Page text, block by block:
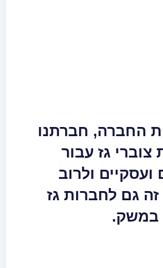
החברה, חברתנו
גז עבור
ועסקיים ולרוב
גם לחברות גז
במשק.